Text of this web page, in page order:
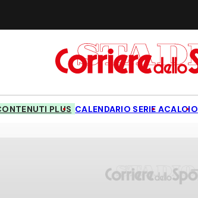
PLUS CALENDARIO SERIE ACALCIO